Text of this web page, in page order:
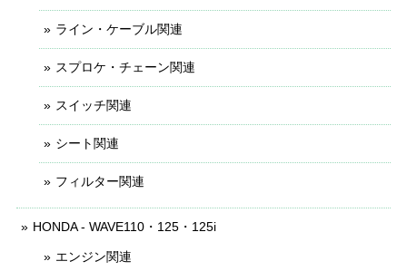
ライン・ケーブル関連
スプロケ・チェーン関連
スイッチ関連
シート関連
フィルター関連
HONDA - WAVE110・125・125i
エンジン関連